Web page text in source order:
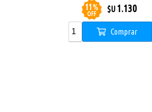
11%
OFF
$U 1.130
Comprar